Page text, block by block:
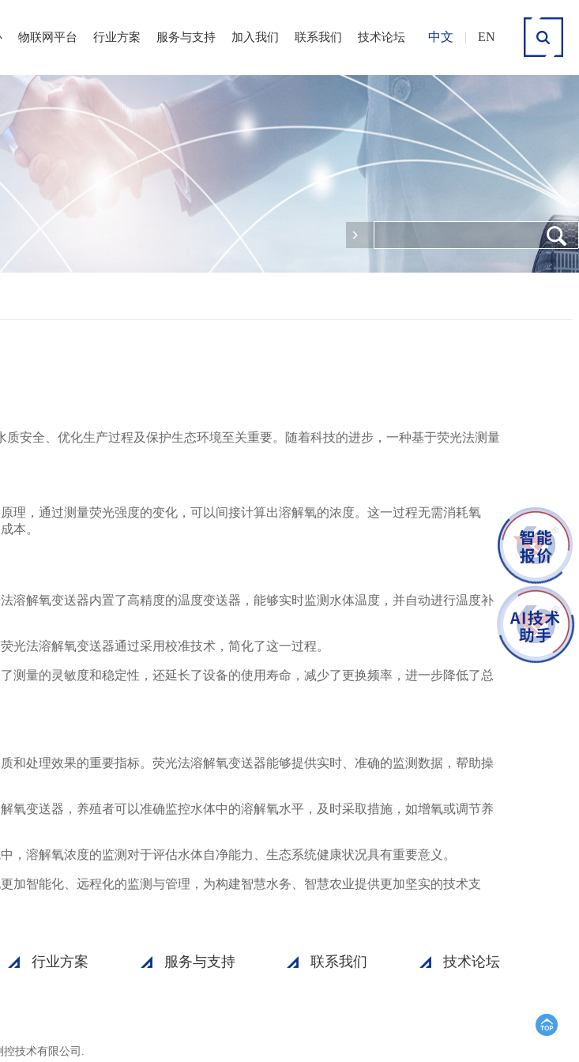
中文 | EN
物联网平台 行业方案 服务与支持 加入我们 联系我们 技术论坛
安全、优化生产过程及保护生态环境至关重要。随着科技的进步，一种基于荧光法测量
理，通过测量荧光强度的变化，可以间接计算出溶解氧的浓度。这一过程无需消耗氧
本。
溶解氧变送器内置了高精度的温度变送器，能够实时监测水体温度，并自动进行温度补
法溶解氧变送器通过采用校准技术，简化了这一过程。
测量的灵敏度和稳定性，还延长了设备的使用寿命，减少了更换频率，进一步降低了总
和处理效果的重要指标。荧光法溶解氧变送器能够提供实时、准确的监测数据，帮助操
氧变送器，养殖者可以准确监控水体中的溶解氧水平，及时采取措施，如增氧或调节养
溶解氧浓度的监测对于评估水体自净能力、生态系统健康状况具有重要意义。
加智能化、远程化的监测与管理，为构建智慧水务、智慧农业提供更加坚实的技术支
行业方案 服务与支持 联系我们 技术论坛
控技术有限公司.